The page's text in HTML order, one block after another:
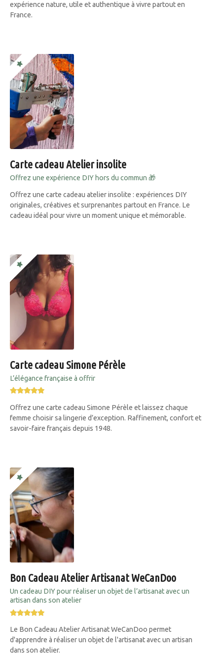
expérience nature, utile et authentique à vivre partout en
France.
Carte cadeau Atelier insolite
Offrez une expérience DIY hors du commun 🎁
Offrez une carte cadeau atelier insolite : expériences DIY
originales, créatives et surprenantes partout en France. Le
cadeau idéal pour vivre un moment unique et mémorable.
Carte cadeau Simone Pérèle
L’élégance française à offrir
Offrez une carte cadeau Simone Pérèle et laissez chaque
femme choisir sa lingerie d’exception. Raffinement, confort et
savoir-faire français depuis 1948.
Bon Cadeau Atelier Artisanat WeCanDoo
Un cadeau DIY pour réaliser un objet de l’artisanat avec un
artisan dans son atelier
Le Bon Cadeau Atelier Artisanat WeCanDoo permet
d'apprendre à réaliser un objet de l'artisanat avec un artisan
dans son atelier.